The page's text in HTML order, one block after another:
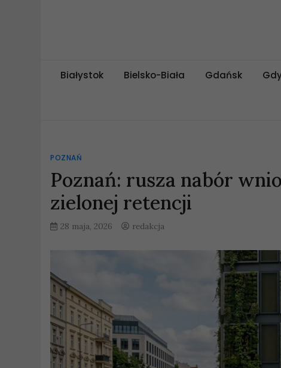
miejskipuls.pl
Białystok Bielsko-Biała Gdańsk
POZNAŃ
Poznań: rusza nabór
zielonej retencji
28 maja, 2026 redakcja